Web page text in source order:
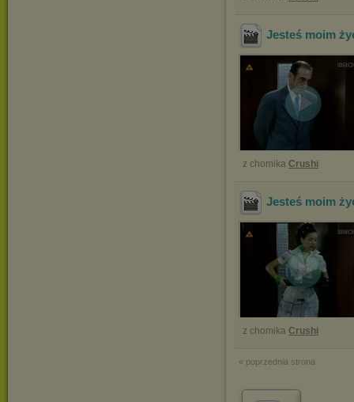
Jesteś moim
z chomika Crushi
Jesteś moim
z chomika Crushi
« poprzednia strona